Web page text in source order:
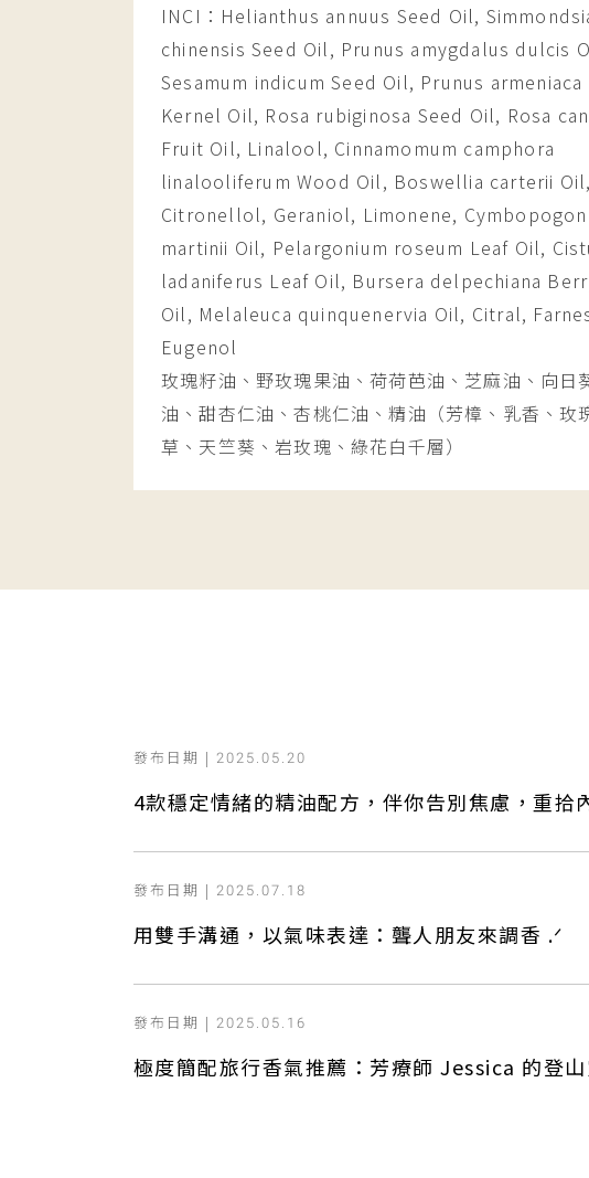
INCI：Helianthus annuus Seed Oil,
chinensis Seed Oil, Prunus amygdalus dulcis
Sesamum indicum Seed Oil, Prunus armeniaca
Kernel Oil, Rosa rubiginosa Seed Oil, Rosa
Fruit Oil, Linalool, Cinnamomum camphora
linalooliferum Wood Oil, Boswellia carterii Oil,
Citronellol, Geraniol, Limonene, Cymbopogon
martinii Oil, Pelargonium roseum Leaf Oil,
ladaniferus Leaf Oil, Bursera delpechiana
Oil, Melaleuca quinquenervia Oil, Citral,
Eugenol
玫瑰籽油、野玫瑰果油、荷荷芭油、芝麻油、向日
油、甜杏仁油、杏桃仁油、精油（芳樟、乳香、玫
草、天竺葵、岩玫瑰、綠花白千層）
發布日期 | 2025.05.20
4款穩定情緒的精油配方，伴你告別焦慮，重拾
發布日期 | 2025.07.18
用雙手溝通，以氣味表達：聾人朋友來調香 .ᐟ
發布日期 | 2025.05.16
極度簡配旅行香氣推薦：芳療師 Jessica 的登